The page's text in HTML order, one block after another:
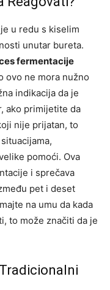
u redu s kiselim
unutar bureta.
fermentacije
ovo ne mora nužno
indikacija da je
ako primijetite da
nije prijatan, to
pomoći. Ova
i sprečava
pet i deset
na umu da kada
to može značiti da je